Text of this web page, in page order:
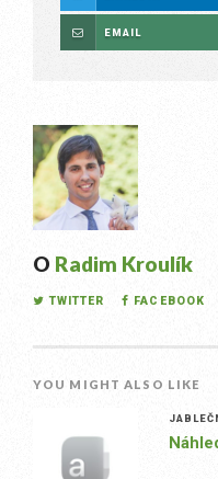
EMAIL
O Radim Kroulík
TWITTER FACEBOOK
YOU MIGHT ALSO LIKE